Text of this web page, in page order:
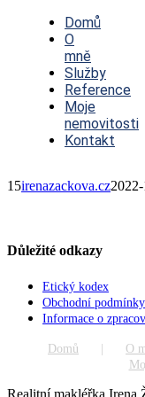
NavigationDomů
O
mně
Služby
Reference
Moje
nemovitosti
Kontakt
15irenazackova.cz
Důležité odkazy
Etický kodex
Obchodní podmínky
Informace o
Domů O
Realitní makléřka Irena